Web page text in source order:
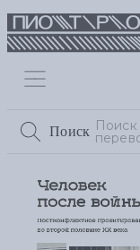
Поиск